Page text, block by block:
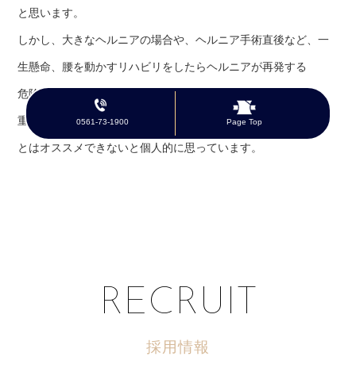
と思います。
しかし、大きなヘルニアの場合や、ヘルニア手術直後など、一
生懸命、腰を動かすリハビリをしたらヘルニアが再発する
危険性が高くなります。
重度の場合や、ヘルニア手術直後はリハビリを一生懸命するこ
とはオススメできないと個人的に思っています。
RECRUIT
採用情報
0561-73-1900 Page Top